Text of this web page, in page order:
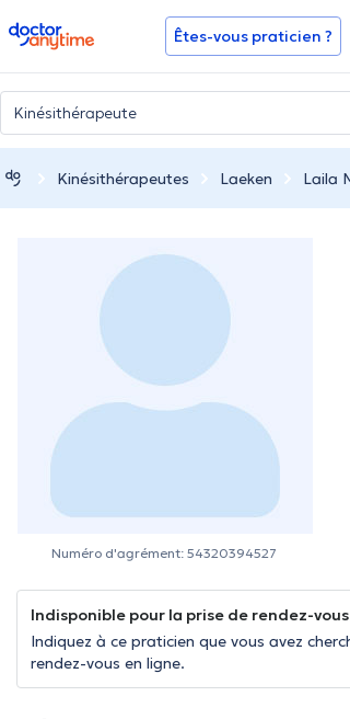
doctoranytime Êtes-vous praticien ?
Kinésithérapeutes Laeken Laila
Numéro d'agrément: 54320394527
Indisponible pour la prise de rendez-
Indiquez à ce praticien que vous avez
rendez-vous en ligne.